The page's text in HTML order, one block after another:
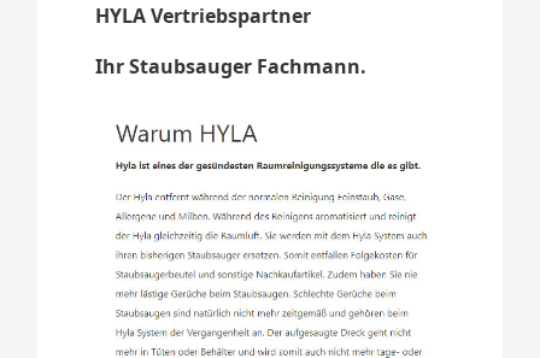
HYLA Vertriebspartner
Ihr Staubsauger Fachmann.